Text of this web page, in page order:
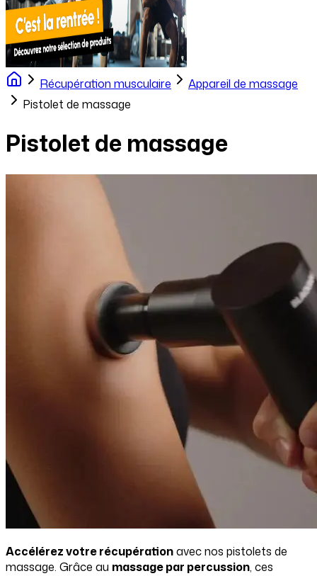
Récupération musculaire
Appareil de massage
Pistolet de massage
Pistolet de massage
Accélérez votre récupérationavec nos pistolets de
massage. Grâce au massage par percussion, ces